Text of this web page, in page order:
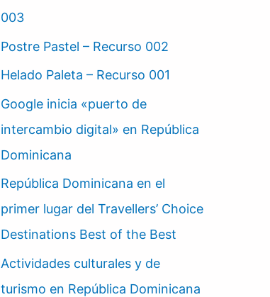
003
Postre Pastel – Recurso 002
Helado Paleta – Recurso 001
Google inicia «puerto de
intercambio digital» en República
Dominicana
República Dominicana en el
primer lugar del Travellers’ Choice
Destinations Best of the Best
Actividades culturales y de
turismo en República Dominicana